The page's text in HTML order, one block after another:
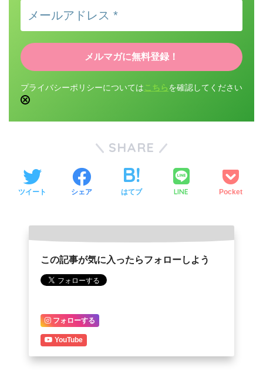
プライバシーポリシーについては こちら を確認してください
SHARE
ツイート シェア はてブ LINE Pocket
この記事が気に入ったらフォローしよう
フォローする
YouTube